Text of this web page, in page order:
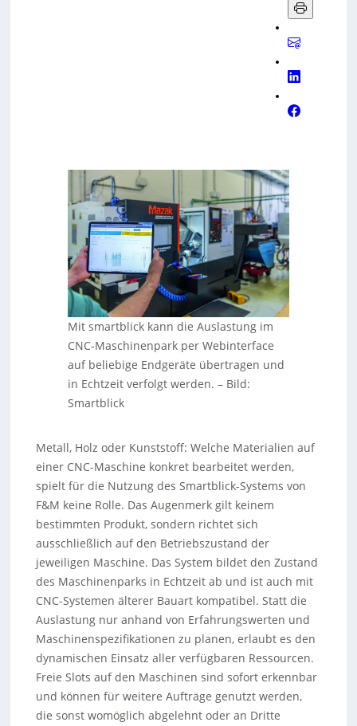
Mit smartblick kann die Auslastung im
CNC-Maschinenpark per Webinterface
auf beliebige Endgeräte übertragen und
in Echtzeit verfolgt werden. – Bild:
Smartblick
Metall, Holz oder Kunststoff: Welche Materialien auf
einer CNC-Maschine konkret bearbeitet werden,
spielt für die Nutzung des Smartblick-Systems von
F&M keine Rolle. Das Augenmerk gilt keinem
bestimmten Produkt, sondern richtet sich
ausschließlich auf den Betriebszustand der
jeweiligen Maschine. Das System bildet den Zustand
des Maschinenparks in Echtzeit ab und ist auch mit
CNC-Systemen älterer Bauart kompatibel. Statt die
Auslastung nur anhand von Erfahrungswerten und
Maschinenspezifikationen zu planen, erlaubt es den
dynamischen Einsatz aller verfügbaren Ressourcen.
Freie Slots auf den Maschinen sind sofort erkennbar
und können für weitere Aufträge genutzt werden,
die sonst womöglich abgelehnt oder an Dritte